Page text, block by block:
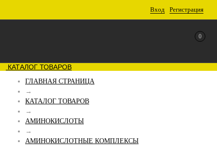
Вход Регистрация
0
КАТАЛОГ ТОВАРОВ
ГЛАВНАЯ СТРАНИЦА
→
КАТАЛОГ ТОВАРОВ
→
АМИНОКИСЛОТЫ
→
АМИНОКИСЛОТНЫЕ КОМПЛЕКСЫ